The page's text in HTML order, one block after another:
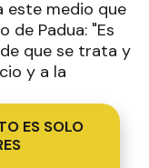
este medio que
de Padua: "Es
que se trata y
y a la
ES SOLO